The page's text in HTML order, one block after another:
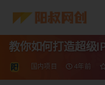
教你如何打造超级
国内项目 4年前